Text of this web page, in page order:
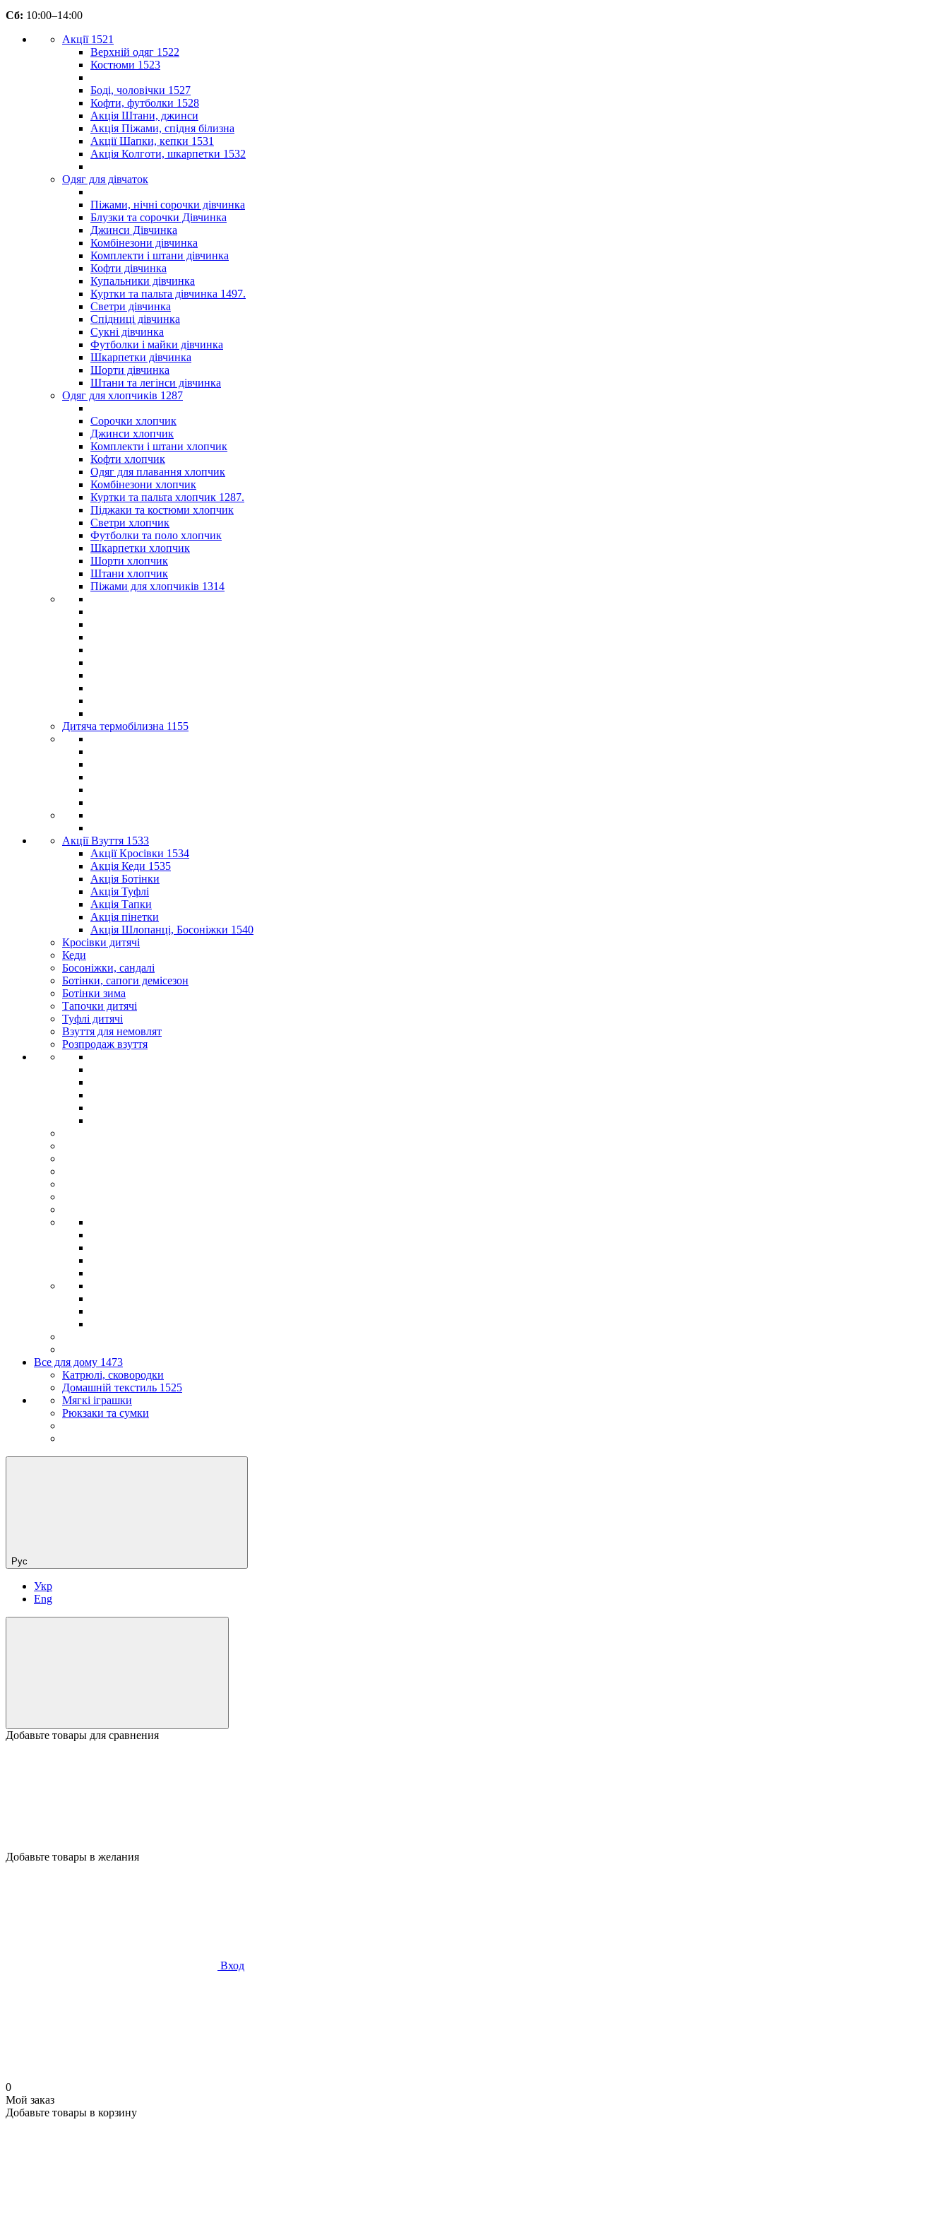
Сб: 10:00–14:00
Акції 1521
Верхній одяг 1522
Костюми 1523
Боді, чоловічки 1527
Кофти, футболки 1528
Акція Штани, джинси
Акція Піжами, спідня білизна
Акції Шапки, кепки 1531
Акція Колготи, шкарпетки 1532
Одяг для дівчаток
Піжами, нічні сорочки дівчинка
Блузки та сорочки Дівчинка
Джинси Дівчинка
Комбінезони дівчинка
Комплекти і штани дівчинка
Кофти дівчинка
Купальники дівчинка
Куртки та пальта дівчинка 1497.
Светри дівчинка
Спідниці дівчинка
Сукні дівчинка
Футболки і майки дівчинка
Шкарпетки дівчинка
Шорти дівчинка
Штани та легінси дівчинка
Одяг для хлопчиків 1287
Сорочки хлопчик
Джинси хлопчик
Комплекти і штани хлопчик
Кофти хлопчик
Одяг для плавання хлопчик
Комбінезони хлопчик
Куртки та пальта хлопчик 1287.
Піджаки та костюми хлопчик
Светри хлопчик
Футболки та поло хлопчик
Шкарпетки хлопчик
Шорти хлопчик
Штани хлопчик
Піжами для хлопчиків 1314
Дитяча термобілизна 1155
Акції Взуття 1533
Акції Кросівки 1534
Акція Кеди 1535
Акція Ботінки
Акція Туфлі
Акція Тапки
Акція пінетки
Акція Шлопанці, Босоніжки 1540
Кросівки дитячі
Кеди
Босоніжки, сандалі
Ботінки, сапоги демісезон
Ботінки зима
Тапочки дитячі
Туфлі дитячі
Взуття для немовлят
Розпродаж взуття
Все для дому 1473
Катрюлі, сковородки
Домашній текстиль 1525
Мягкі іграшки
Рюкзаки та сумки
Рус
Укр
Eng
Добавьте товары для сравнения
Добавьте товары в желания
Вход
0
Мой заказ
Добавьте товары в корзину